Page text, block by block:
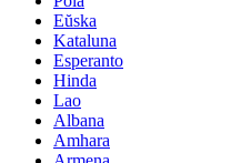
Eŭska
Kataluna
Esperanto
Hinda
Lao
Albana
Amhara